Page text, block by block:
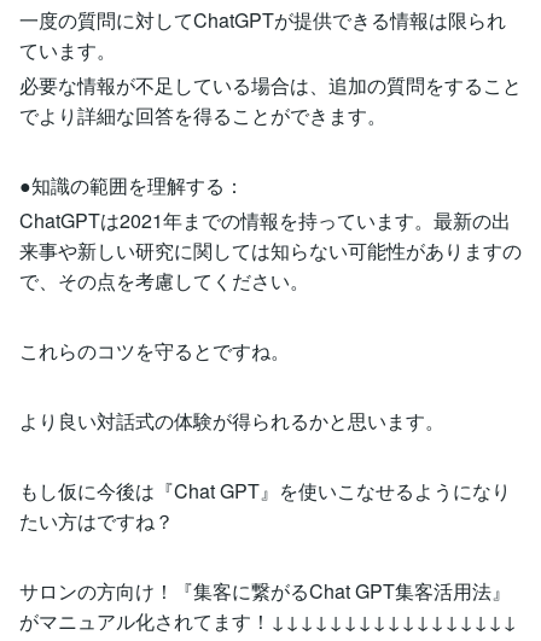
一度の質問に対してChatGPTが提供できる情報は限られ
ています。
必要な情報が不足している場合は、追加の質問をすること
でより詳細な回答を得ることができます。
●知識の範囲を理解する：
ChatGPTは2021年までの情報を持っています。最新の出
来事や新しい研究に関しては知らない可能性がありますの
で、その点を考慮してください。
これらのコツを守るとですね。
より良い対話式の体験が得られるかと思います。
もし仮に今後は『Chat GPT』を使いこなせるようになり
たい方はですね？
サロンの方向け！『集客に繋がるChat GPT集客活用法』
がマニュアル化されてます！↓↓↓↓↓↓↓↓↓↓↓↓↓↓↓↓↓